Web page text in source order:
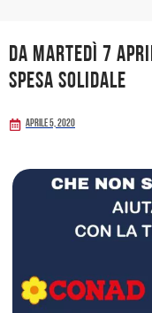
Da martedì 7
Spesa solidale
Aprile 5, 2020